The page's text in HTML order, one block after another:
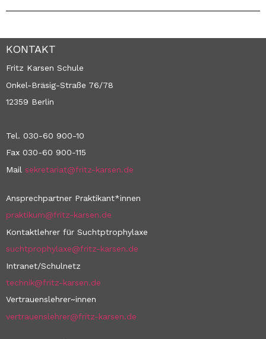
KONTAKT
Fritz Karsen Schule
Onkel-Bräsig-Straße 76/78
12359 Berlin
Tel. 030-60 900-10
Fax 030-60 900-115
Mail sekretariat@fritz-karsen.de
Ansprechpartner Praktikant*innen
praktikum@fritz-karsen.de
Kontaktlehrer für Suchtptrophylaxe
suchtprophylaxe@fritz-karsen.de
Intranet/Schulnetz
technik@fritz-karsen.de
Vertrauenslehrer~innen
vertrauenslehrer@fritz-karsen.de